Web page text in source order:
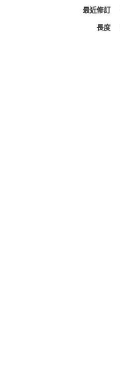
最近修訂
長度